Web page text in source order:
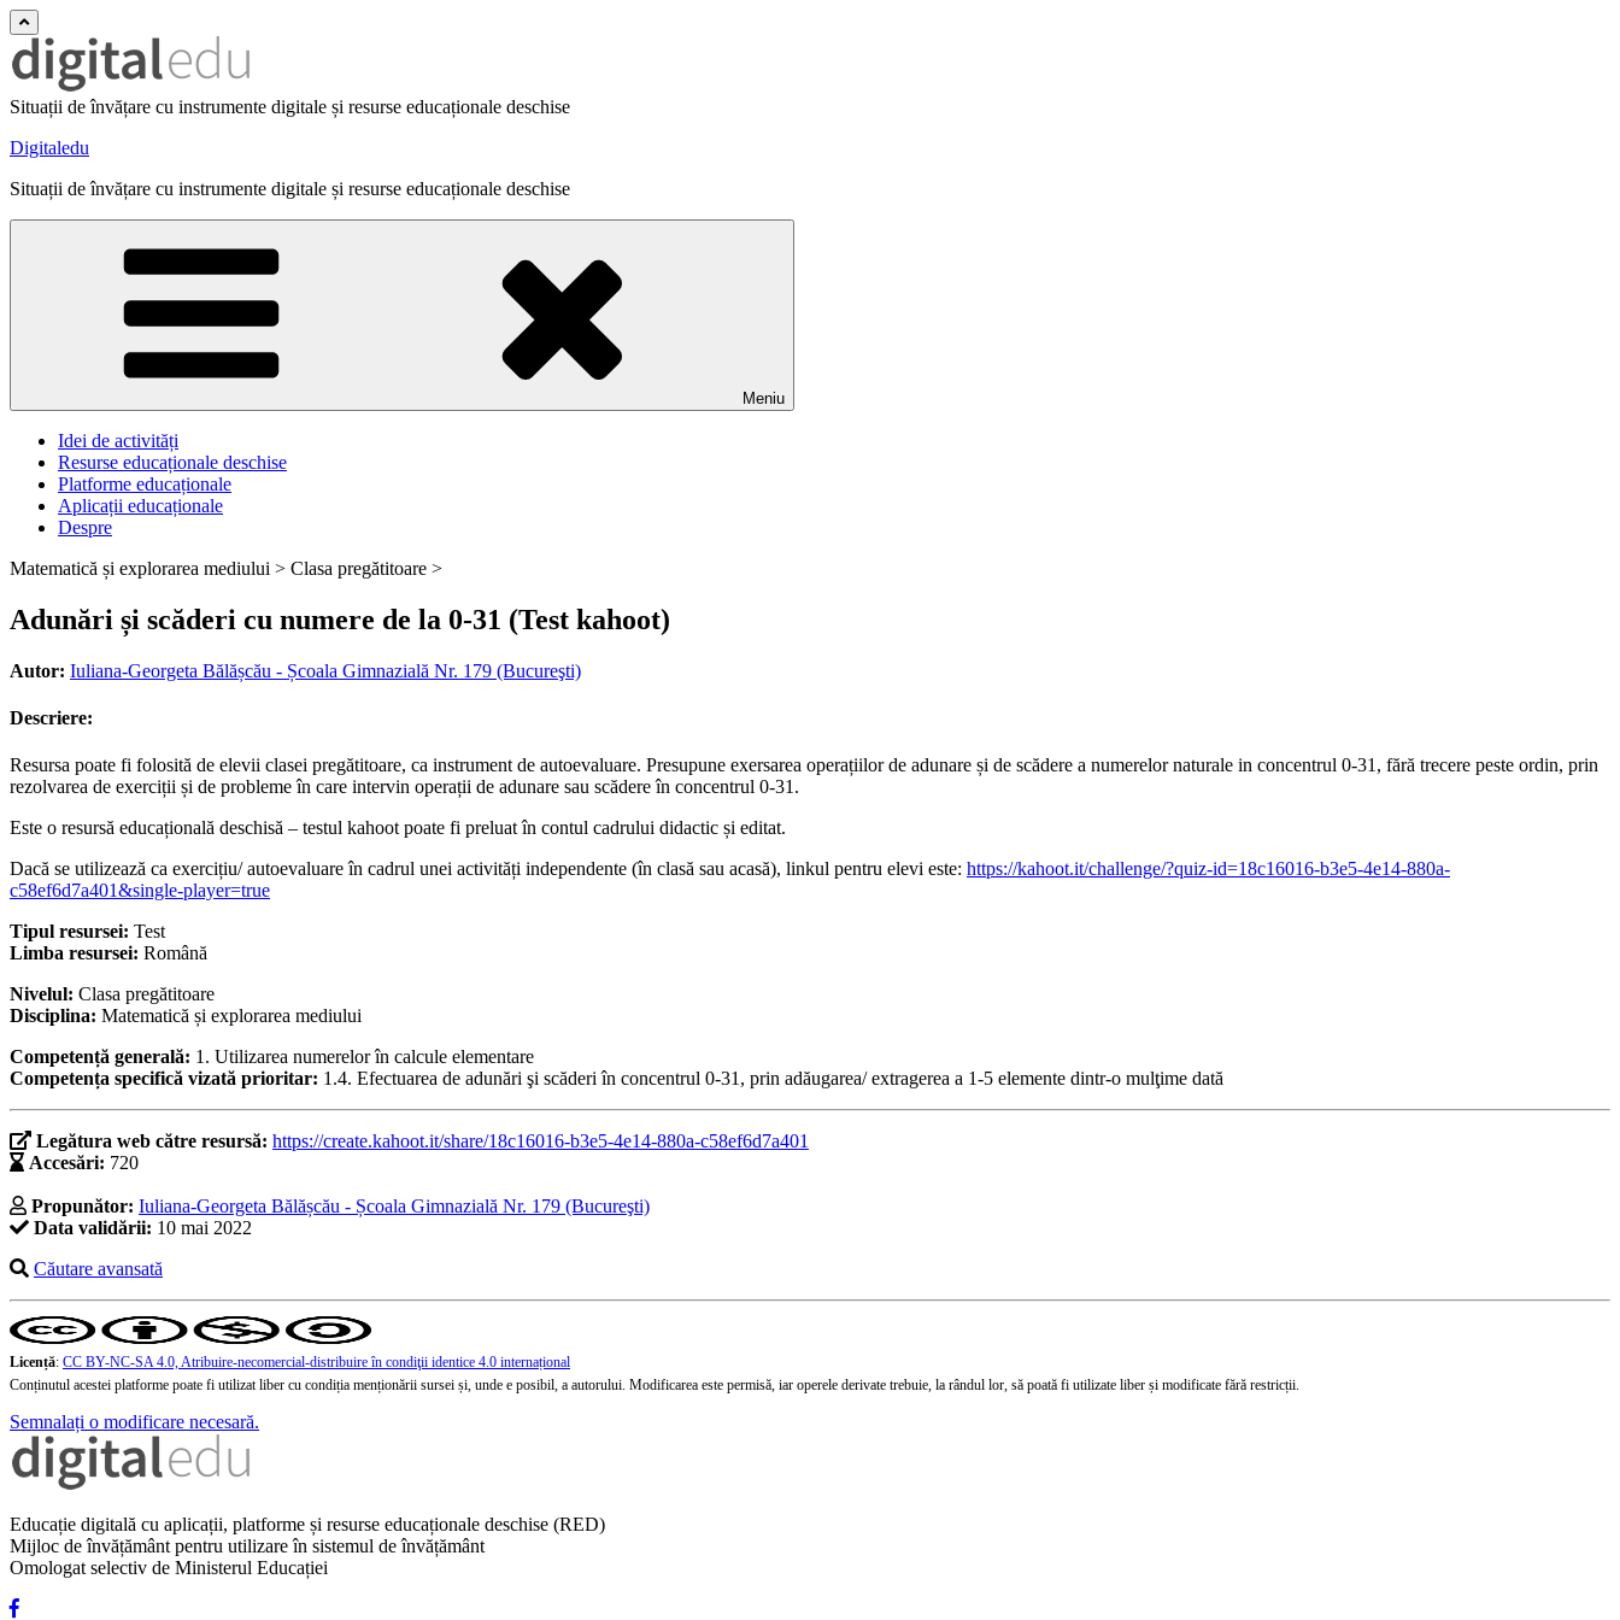
Situații de învățare cu instrumente digitale și resurse educaționale deschise
Digitaledu
Situații de învățare cu instrumente digitale și resurse educaționale deschise
Meniu
Idei de activități
Resurse educaționale deschise
Platforme educaționale
Aplicații educaționale
Despre
Matematică și explorarea mediului > Clasa pregătitoare >
Adunări și scăderi cu numere de la 0-31 (Test kahoot)
Autor: Iuliana-Georgeta Bălășcău - Școala Gimnazială Nr. 179 (Bucureşti)
Descriere:
Resursa poate fi folosită de elevii clasei pregătitoare, ca instrument de autoevaluare. Presupune exersarea operațiilor de adunare și de scădere a numerelor naturale in concentrul 0-31, fără trecere peste ordin, prin
rezolvarea de exerciții și de probleme în care intervin operații de adunare sau scădere în concentrul 0-31.
Este o resursă educațională deschisă – testul kahoot poate fi preluat în contul cadrului didactic și editat.
Dacă se utilizează ca exercițiu/ autoevaluare în cadrul unei activități independente (în clasă sau acasă), linkul pentru elevi este: https://kahoot.it/challenge/?quiz-id=18c16016-b3e5-4e14-880a-
c58ef6d7a401&single-player=true
Tipul resursei: Test
Limba resursei: Română
Nivelul: Clasa pregătitoare
Disciplina: Matematică și explorarea mediului
Competență generală: 1. Utilizarea numerelor în calcule elementare
Competența specifică vizată prioritar: 1.4. Efectuarea de adunări şi scăderi în concentrul 0-31, prin adăugarea/ extragerea a 1-5 elemente dintr-o mulţime dată
Legătura web către resursă: https://create.kahoot.it/share/18c16016-b3e5-4e14-880a-c58ef6d7a401
Accesări: 720
Propunător: Iuliana-Georgeta Bălășcău - Școala Gimnazială Nr. 179 (Bucureşti)
Data validării: 10 mai 2022
Căutare avansată
Licență: CC BY-NC-SA 4.0, Atribuire-necomercial-distribuire în condiţii identice 4.0 internațional
Conținutul acestei platforme poate fi utilizat liber cu condiția menționării sursei și, unde e posibil, a autorului. Modificarea este permisă, iar operele derivate trebuie, la rândul lor, să poată fi utilizate liber și modificate fără restricții.
Semnalați o modificare necesară.
Educație digitală cu aplicații, platforme și resurse educaționale deschise (RED)
Mijloc de învățământ pentru utilizare în sistemul de învățământ
Omologat selectiv de Ministerul Educației